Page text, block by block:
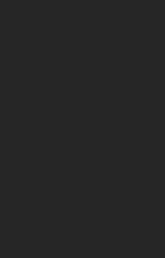
W takich